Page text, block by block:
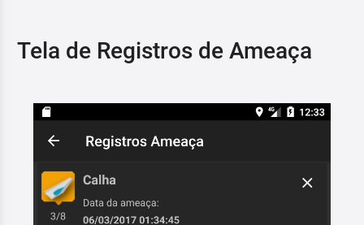
Tela de Registros de Ameaça